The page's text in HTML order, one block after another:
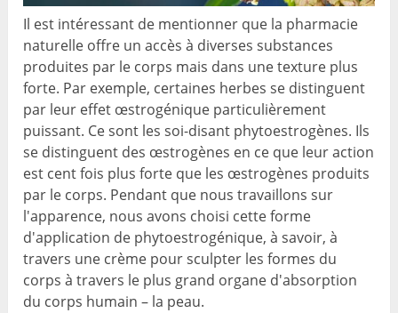
Il est intéressant de mentionner que la pharmacie
naturelle offre un accès à diverses substances
produites par le corps mais dans une texture plus
forte. Par exemple, certaines herbes se distinguent
par leur effet œstrogénique particulièrement
puissant. Ce sont les soi-disant phytoestrogènes. Ils
se distinguent des œstrogènes en ce que leur action
est cent fois plus forte que les œstrogènes produits
par le corps. Pendant que nous travaillons sur
l'apparence, nous avons choisi cette forme
d'application de phytoestrogénique, à savoir, à
travers une crème pour sculpter les formes du
corps à travers le plus grand organe d'absorption
du corps humain – la peau.